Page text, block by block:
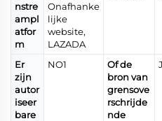
nstre
ampl
atfor
m
Onafhanke
lijke
website,
LAZADA
Er
zijn
autor
iseer
bare
NO1
Of de
bron van
grensove
rschrijde
nde